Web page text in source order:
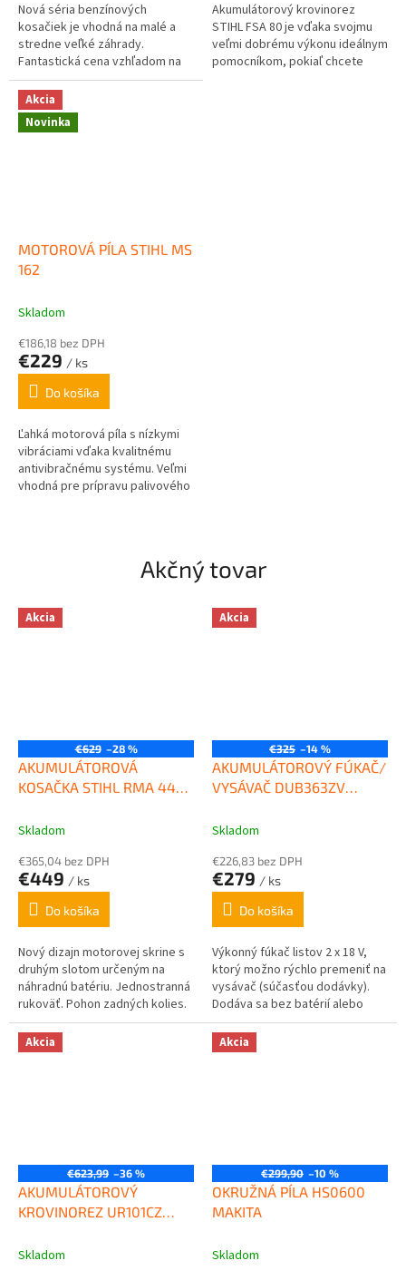
Nová séria benzínových
kosačiek je vhodná na malé a
stredne veľké záhrady.
Fantastická cena vzhľadom na
kvalitu prevedenia a životnosť
stroja. Dodávané v dvoch...
Akumulátorový krovinorez
STIHL FSA 80 je vďaka svojmu
veľmi dobrému výkonu ideálnym
pomocníkom, pokiaľ chcete
Akcia
Novinka
MOTOROVÁ PÍLA STIHL MS
162
Skladom
€186,18 bez DPH
€229 / ks
Do košíka
Ľahká motorová píla s nízkymi
vibráciami vďaka kvalitnému
antivibračnému systému. Veľmi
vhodná pre prípravu palivového
Akčný tovar
Akcia
€629 –28 %
AKUMULÁTOROVÁ
KOSAČKA STIHL RMA 448
Skladom
€365,04 bez DPH
€449 / ks
Do košíka
Nový dizajn motorovej skrine s
druhým slotom určeným na
náhradnú batériu. Jednostranná
rukoväť. Pohon zadných kolies.
Nastavenie výšky kosenia v
rozsahu 25-75mm....
Akcia
€325 –14 %
AKUMULÁTOROVÝ FÚKAČ/
VYSÁVAČ DUB363ZV
Skladom
€226,83 bez DPH
€279 / ks
Do košíka
Výkonný fúkač listov 2 x 18 V,
ktorý možno rýchlo premeniť na
vysávač (súčasťou dodávky).
Dodáva sa bez batérií alebo
nabíjačky. Kompatibilné s...
Akcia
€623,99 –36 %
AKUMULÁTOROVÝ
KROVINOREZ UR101CZ
Skladom
Akcia
€299,90 –10 %
OKRUŽNÁ PÍLA HS0600
MAKITA
Skladom